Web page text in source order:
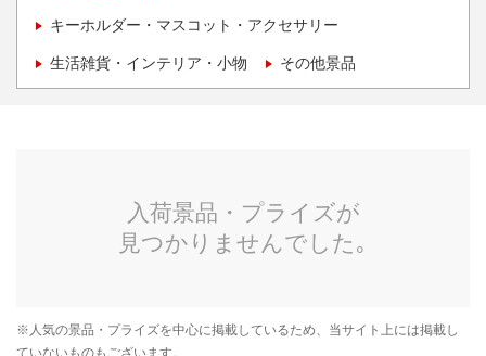
キーホルダー・マスコット・アクセサリー
生活雑貨・インテリア・小物 その他景品